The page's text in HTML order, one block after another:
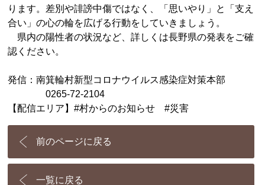
ります。差別や誹謗中傷ではなく、「思いやり」と「支え
合い」の心の輪を広げる行動をしていきましょう。
県内の陽性者の状況など、詳しくは長野県の発表をご確
認ください。
発信：南箕輪村新型コロナウイルス感染症対策本部
0265-72-2104
【配信エリア】#村からのお知らせ #災害
前のページに戻る
一覧に戻る